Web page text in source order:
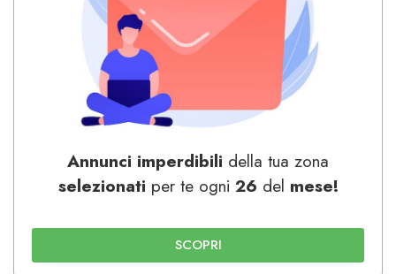
Annunci imperdibili della tua zona
selezionati per te ogni 26 del mese!
SCOPRI